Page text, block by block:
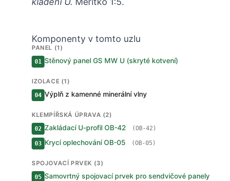
Komponenty v tomto uzlu
PANEL (1)
01 Stěnový panel GS MW U (skryté kotvení)
IZOLACE (1)
04 Výplň z kamenné minerální vlny
KLEMPÍŘSKÁ ÚPRAVA (2)
02 Zakládací U-profil OB-42 (OB-42)
03 Krycí oplechování OB-05 (OB-05)
SPOJOVACÍ PRVEK (3)
05 Samovrtný spojovací prvek pro sendvičové panely